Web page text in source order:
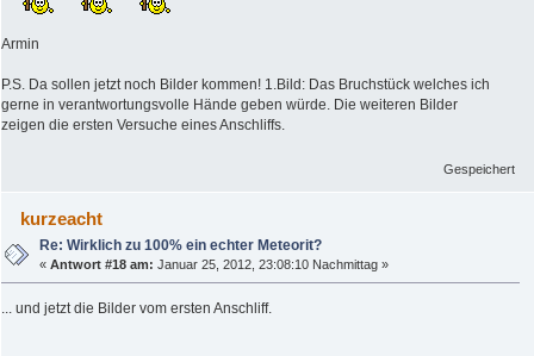
Armin
P.S. Da sollen jetzt noch Bilder kommen! 1.Bild: Das Bruchstück welches ich
gerne in verantwortungsvolle Hände geben würde. Die weiteren Bilder
zeigen die ersten Versuche eines Anschliffs.
Gespeichert
kurzeacht
Re: Wirklich zu 100% ein echter Meteorit?
«Antwort #18 am: Januar 25, 2012, 23:08:10 Nachmittag »
... und jetzt die Bilder vom ersten Anschliff.